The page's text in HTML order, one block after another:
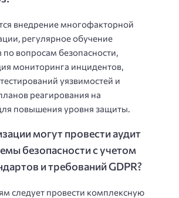
внедрение многофакторной
регулярное обучение
по вопросам безопасности,
мониторинга инцидентов,
уязвимостей и
реагирования на
повышения уровня защиты.
могут провести аудит
безопасности с учетом
и требований GDPR?
следует провести комплексную